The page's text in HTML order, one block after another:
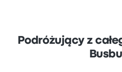
Podróżujący z